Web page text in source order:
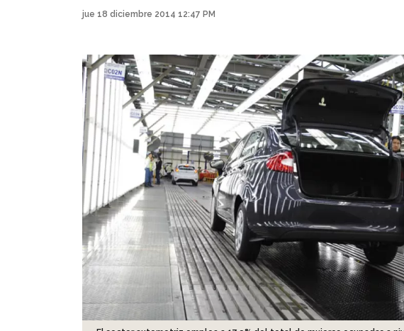
jue 18 diciembre 2014 12:47 PM